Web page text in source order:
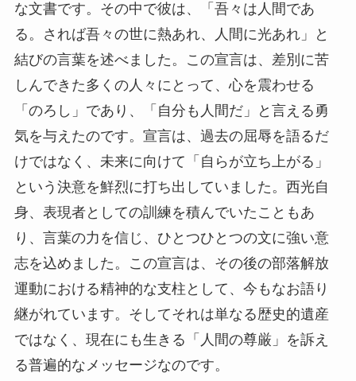
な文書です。その中で彼は、「吾々は人間であ
る。されば吾々の世に熱あれ、人間に光あれ」と
結びの言葉を述べました。この宣言は、差別に苦
しんできた多くの人々にとって、心を震わせる
「のろし」であり、「自分も人間だ」と言える勇
気を与えたのです。宣言は、過去の屈辱を語るだ
けではなく、未来に向けて「自らが立ち上がる」
という決意を鮮烈に打ち出していました。西光自
身、表現者としての訓練を積んでいたこともあ
り、言葉の力を信じ、ひとつひとつの文に強い意
志を込めました。この宣言は、その後の部落解放
運動における精神的な支柱として、今もなお語り
継がれています。そしてそれは単なる歴史的遺産
ではなく、現在にも生きる「人間の尊厳」を訴え
る普遍的なメッセージなのです。